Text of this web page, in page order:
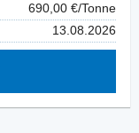
690,00 €/Tonne
13.08.2026